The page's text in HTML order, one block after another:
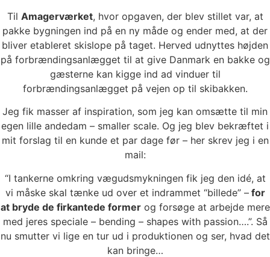
Til Amagerværket, hvor opgaven, der blev stillet var, at
pakke bygningen ind på en ny måde og ender med, at der
bliver etableret skislope på taget. Herved udnyttes højden
på forbrændingsanlægget til at give Danmark en bakke og
gæsterne kan kigge ind ad vinduer til
forbrændingsanlægget på vejen op til skibakken.
Jeg fik masser af inspiration, som jeg kan omsætte til min
egen lille andedam – smaller scale. Og jeg blev bekræftet i
mit forslag til en kunde et par dage før – her skrev jeg i en
mail:
“I tankerne omkring vægudsmykningen fik jeg den idé, at
vi måske skal tænke ud over et indrammet “billede” –for
at bryde de firkantede formerog forsøge at arbejde mere
med jeres speciale – bending – shapes with passion….”. Så
nu smutter vi lige en tur ud i produktionen og ser, hvad det
kan bringe…